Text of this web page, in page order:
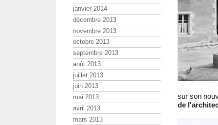
sur son
de
janvier 2014
décembre 2013
novembre 2013
octobre 2013
septembre 2013
août 2013
juillet 2013
juin 2013
mai 2013
avril 2013
mars 2013